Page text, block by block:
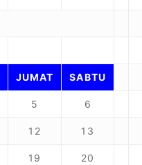
JUMAT SABTU
5 6
12 13
19 20